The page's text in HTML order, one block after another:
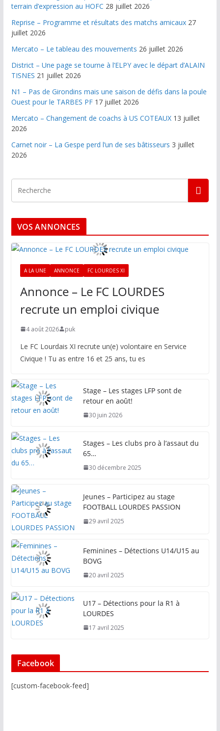
terrain d’expression au HOFC 28 juillet 2026
Reprise – Programme et résultats des matchs amicaux 27
juillet 2026
Mercato – Le tableau des mouvements 26 juillet 2026
District – Une page se tourne à l’ELPY avec le départ d’ALAIN
TISNES 21 juillet 2026
N1 – Pas de Girondins mais une saison de défis dans la poule
Ouest pour le TARBES PF 17 juillet 2026
Mercato – Changement de coachs à US COTEAUX 13 juillet
2026
Carnet noir – La Gespe perd l’un de ses bâtisseurs 3 juillet
2026
VOS ANNONCES
A LA UNE ANNONCE FC LOURDES XI
Annonce – Le FC LOURDES
recrute un emploi civique
4 août 2026 puk
Le FC Lourdais XI recrute un(e) volontaire en Service
Civique ! Tu as entre 16 et 25 ans, tu es
Stage – Les stages LFP sont de
retour en août!
30 juin 2026
Stages – Les clubs pro à l’assaut du
65…
30 décembre 2025
Jeunes – Participez au stage
FOOTBALL LOURDES PASSION
29 avril 2025
Feminines – Détections U14/U15 au
BOVG
20 avril 2025
U17 – Détections pour la R1 à
LOURDES
17 avril 2025
Facebook
[custom-facebook-feed]